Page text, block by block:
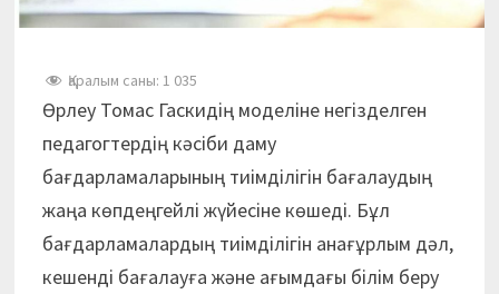
Қаралым саны: 1 035
Өрлеу Томас Гаскидің моделіне негізделген
педагогтердің кәсіби даму
бағдарламаларының тиімділігін бағалаудың
жаңа көпдеңгейлі жүйесіне көшеді. Бұл
бағдарламалардың тиімділігін анағұрлым дәл,
кешенді бағалауға және ағымдағы білім беру